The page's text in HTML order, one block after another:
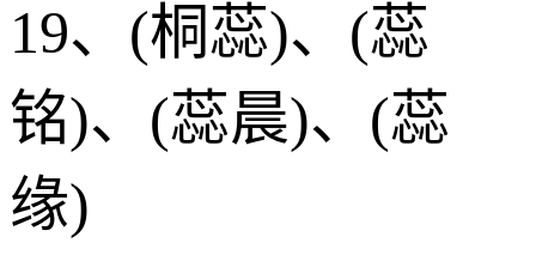
19、(桐蕊)、(蕊
铭)、(蕊晨)、(蕊
缘)